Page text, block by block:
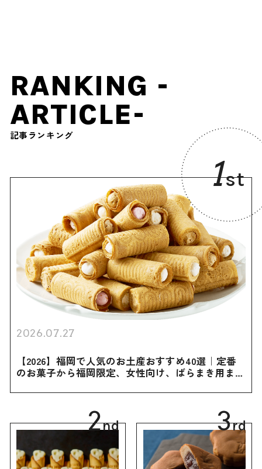
RANKING -
ARTICLE-
記事ランキング
1st
2026.07.27
【2026】福岡で人気のお土産おすすめ40選｜定番
のお菓子から福岡限定、女性向け、ばらまき用まで
2nd 3rd